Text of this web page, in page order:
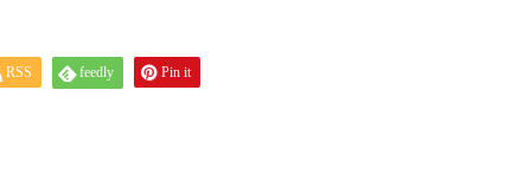
RSS feedly Pin it